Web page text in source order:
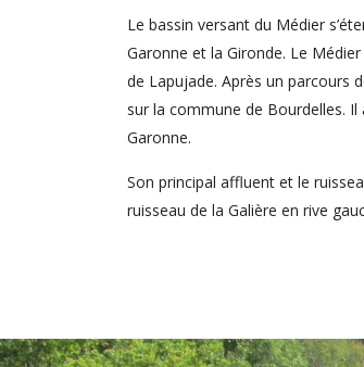
Le bassin versant du Médier
Garonne et la Gironde. Le
de Lapujade. Après un parcours
sur la commune de Bourdelles.
Garonne.
Son principal affluent et le
ruisseau de la Galière en rive